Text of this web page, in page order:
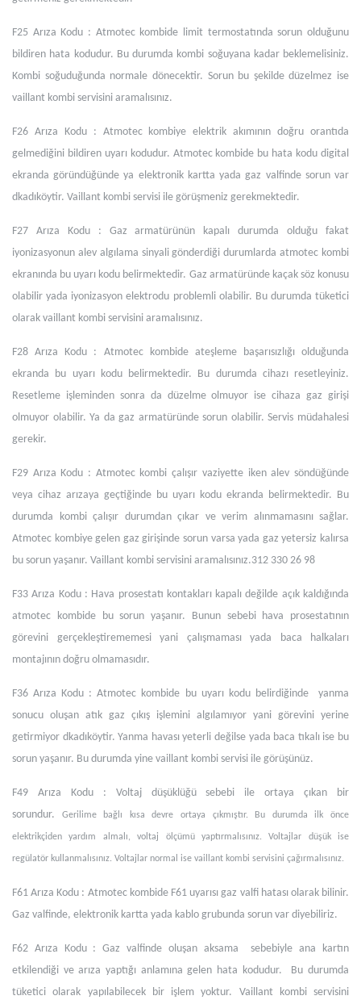
F25 Arıza Kodu : Atmotec kombide limit termostatında sorun olduğunu
bildiren hata kodudur. Bu durumda kombi soğuyana kadar beklemelisiniz.
Kombi soğuduğunda normale dönecektir. Sorun bu şekilde düzelmez ise
vaillant kombi servisini aramalısınız.
F26 Arıza Kodu : Atmotec kombiye elektrik akımının doğru orantıda
gelmediğini bildiren uyarı kodudur. Atmotec kombide bu hata kodu digital
ekranda göründüğünde ya elektronik kartta yada gaz valfinde sorun var
dkadıköytir. Vaillant kombi servisi ile görüşmeniz gerekmektedir.
F27 Arıza Kodu : Gaz armatürünün kapalı durumda olduğu fakat
iyonizasyonun alev algılama sinyali gönderdiği durumlarda atmotec kombi
ekranında bu uyarı kodu belirmektedir. Gaz armatüründe kaçak söz konusu
olabilir yada iyonizasyon elektrodu problemli olabilir. Bu durumda tüketici
olarak vaillant kombi servisini aramalısınız.
F28 Arıza Kodu : Atmotec kombide ateşleme başarısızlığı olduğunda
ekranda bu uyarı kodu belirmektedir. Bu durumda cihazı resetleyiniz.
Resetleme işleminden sonra da düzelme olmuyor ise cihaza gaz girişi
olmuyor olabilir. Ya da gaz armatüründe sorun olabilir. Servis müdahalesi
gerekir.
F29 Arıza Kodu : Atmotec kombi çalışır vaziyette iken alev söndüğünde
veya cihaz arızaya geçtiğinde bu uyarı kodu ekranda belirmektedir. Bu
durumda kombi çalışır durumdan çıkar ve verim alınmamasını sağlar.
Atmotec kombiye gelen gaz girişinde sorun varsa yada gaz yetersiz kalırsa
bu sorun yaşanır. Vaillant kombi servisini aramalısınız.312 330 26 98
F33 Arıza Kodu : Hava prosestatı kontakları kapalı değilde açık kaldığında
atmotec kombide bu sorun yaşanır. Bunun sebebi hava prosestatının
görevini gerçekleştirememesi yani çalışmaması yada baca halkaları
montajının doğru olmamasıdır.
F36 Arıza Kodu : Atmotec kombide bu uyarı kodu belirdiğinde yanma
sonucu oluşan atık gaz çıkış işlemini algılamıyor yani görevini yerine
getirmiyor dkadıköytir. Yanma havası yeterli değilse yada baca tıkalı ise bu
sorun yaşanır. Bu durumda yine vaillant kombi servisi ile görüşünüz.
F49 Arıza Kodu : Voltaj düşüklüğü sebebi ile ortaya çıkan bir
sorundur.
Gerilime bağlı kısa devre ortaya çıkmıştır. Bu durumda ilk önce
elektrikçiden yardım almalı, voltaj ölçümü yaptırmalısınız. Voltajlar düşük ise
regülatör kullanmalısınız. Voltajlar normal ise vaillant kombi servisini çağırmalısınız.
F61 Arıza Kodu : Atmotec kombide F61 uyarısı gaz valfi hatası olarak bilinir.
Gaz valfinde, elektronik kartta yada kablo grubunda sorun var diyebiliriz.
F62 Arıza Kodu : Gaz valfinde oluşan aksama sebebiyle ana kartın
etkilendiği ve arıza yaptığı anlamına gelen hata kodudur. Bu durumda
tüketici olarak yapılabilecek bir işlem yoktur. Vaillant kombi servisini